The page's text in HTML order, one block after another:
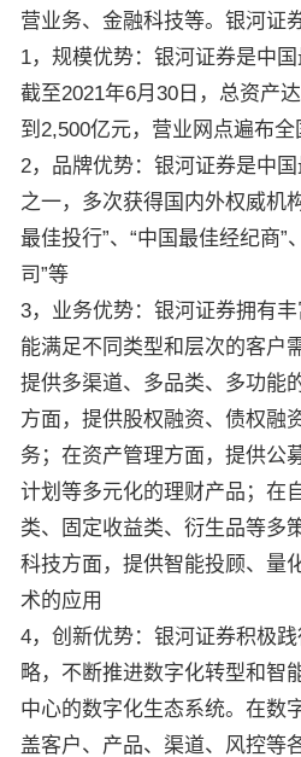
营业务、金融科技等。银河证
1，规模优势：银河证券是中国
截至2021年6月30日，总资产
到2,500亿元，营业网点遍布全
2，品牌优势：银河证券是中
之一，多次获得国内外权威机
最佳投行”、“中国最佳经纪商”
司”等
3，业务优势：银河证券拥有丰
能满足不同类型和层次的客户
提供多渠道、多品类、多功能
方面，提供股权融资、债权融
务；在资产管理方面，提供公
计划等多元化的理财产品；在
类、固定收益类、衍生品等多
科技方面，提供智能投顾、量
术的应用
4，创新优势：银河证券积极
略，不断推进数字化转型和智
中心的数字化生态系统。在数
盖客户、产品、渠道、风控等